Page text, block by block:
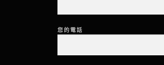
您的電話